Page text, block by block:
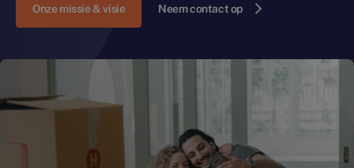
Onze missie & visie Neem contact op